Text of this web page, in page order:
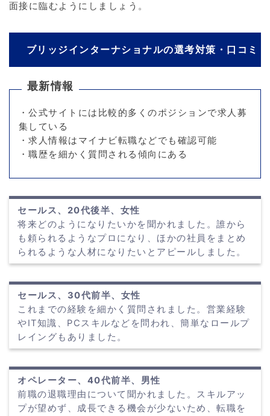
面接に臨むようにしましょう。
ブリッジインターナショナルの選考対策・口コミ
最新情報
・公式サイトには比較的多くのポジションで求人募
集している
・求人情報はマイナビ転職などでも確認可能
・職歴を細かく質問される傾向にある
セールス、20代後半、女性
将来どのようになりたいかを聞かれました。誰から
も頼られるようなプロになり、ほかの社員をまとめ
られるような人材になりたいとアピールしました。
セールス、30代前半、女性
これまでの経験を細かく質問されました。営業経験
やIT知識、PCスキルなどを問われ、簡単なロールプ
レイングもありました。
オペレーター、40代前半、男性
前職の退職理由について聞かれました。スキルアッ
プが望めず、成長できる機会が少ないため、転職を